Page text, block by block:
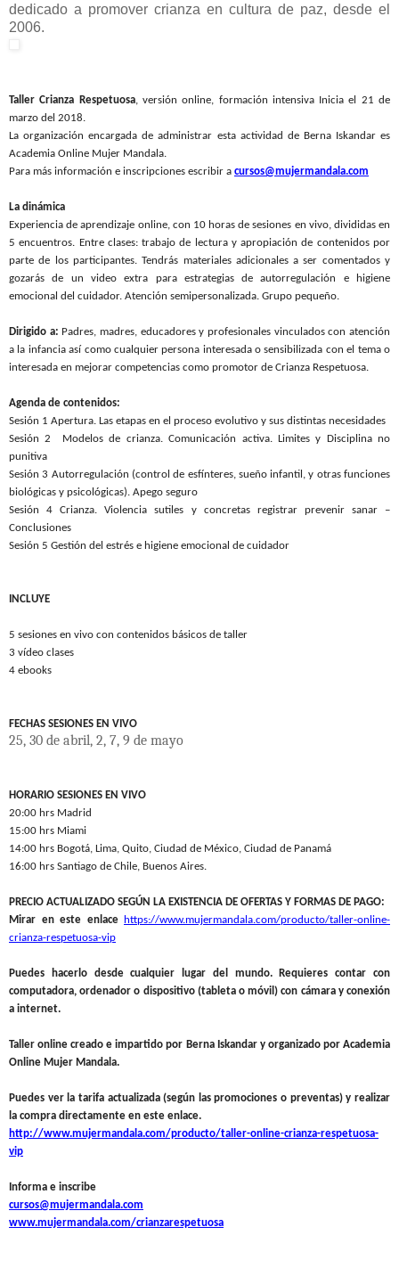
dedicado a promover crianza en cultura de paz, desde el
2006.
Taller Crianza Respetuosa, versión online, formación intensiva Inicia el 21 de
marzo del 2018.
La organización encargada de administrar esta actividad de Berna Iskandar es
Academia Online Mujer Mandala.
Para más información e inscripciones escribir a cursos@mujermandala.com
La dinámica
Experiencia de aprendizaje online, con 10 horas de sesiones en vivo, divididas en
5 encuentros. Entre clases: trabajo de lectura y apropiación de contenidos por
parte de los participantes. Tendrás materiales adicionales a ser comentados y
gozarás de un video extra para estrategias de autorregulación e higiene
emocional del cuidador. Atención semipersonalizada. Grupo pequeño.
Dirigido a: Padres, madres, educadores y profesionales vinculados con atención
a la infancia así como cualquier persona interesada o sensibilizada con el tema o
interesada en mejorar competencias como promotor de Crianza Respetuosa.
Agenda de contenidos:
Sesión 1 Apertura. Las etapas en el proceso evolutivo y sus distintas necesidades
Sesión 2 Modelos de crianza. Comunicación activa. Limites y Disciplina no
punitiva
Sesión 3 Autorregulación (control de esfínteres, sueño infantil, y otras funciones
biológicas y psicológicas). Apego seguro
Sesión 4 Crianza. Violencia sutiles y concretas registrar prevenir sanar –
Conclusiones
Sesión 5 Gestión del estrés e higiene emocional de cuidador
INCLUYE
5 sesiones en vivo con contenidos básicos de taller
3 vídeo clases
4 ebooks
FECHAS SESIONES EN VIVO
25, 30 de abril, 2, 7, 9 de mayo
HORARIO SESIONES EN VIVO
20:00 hrs Madrid
15:00 hrs Miami
14:00 hrs Bogotá, Lima, Quito, Ciudad de México, Ciudad de Panamá
16:00 hrs Santiago de Chile, Buenos Aires.
PRECIO ACTUALIZADO SEGÚN LA EXISTENCIA DE OFERTAS Y FORMAS DE PAGO:
Mirar en este enlace
https://www.mujermandala.com/producto/taller-online-
crianza-respetuosa-vip
Puedes hacerlo desde cualquier lugar del mundo. Requieres contar con
computadora, ordenador o dispositivo (tableta o móvil) con cámara y conexión
a internet.
Taller online creado e impartido por Berna Iskandar y organizado por Academia
Online Mujer Mandala.
Puedes ver la tarifa actualizada (según las promociones o preventas) y realizar
la compra directamente en este enlace.
http://www.mujermandala.com/producto/taller-online-crianza-respetuosa-
vip
Informa e inscribe
cursos@mujermandala.com
www.mujermandala.com/crianzarespetuosa